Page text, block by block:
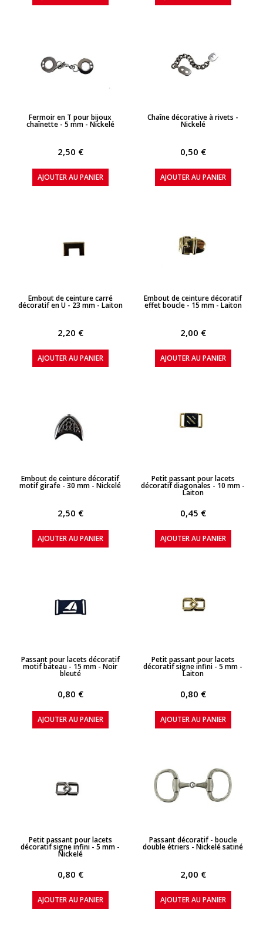
APERÇU RAPIDE
Fermoir en T pour bijoux
chaînette - 5 mm - Nickelé
2,50 €
AJOUTER AU PANIER
APERÇU RAPIDE
Chaîne décorative à rivets -
Nickelé
0,50 €
AJOUTER AU PANIER
APERÇU RAPIDE
Embout de ceinture carré
décoratif en U - 23 mm - Laiton
2,20 €
AJOUTER AU PANIER
APERÇU RAPIDE
Embout de ceinture décoratif
effet boucle - 15 mm - Laiton
2,00 €
AJOUTER AU PANIER
APERÇU RAPIDE
Embout de ceinture décoratif
motif girafe - 30 mm - Nickelé
2,50 €
AJOUTER AU PANIER
APERÇU RAPIDE
Petit passant pour lacets
décoratif diagonales - 10 mm -
Laiton
0,45 €
AJOUTER AU PANIER
APERÇU RAPIDE
Passant pour lacets décoratif
motif bateau - 15 mm - Noir
bleuté
0,80 €
AJOUTER AU PANIER
APERÇU RAPIDE
Petit passant pour lacets
décoratif signe infini - 5 mm -
Laiton
0,80 €
AJOUTER AU PANIER
APERÇU RAPIDE
Petit passant pour lacets
décoratif signe infini - 5 mm -
Nickelé
0,80 €
AJOUTER AU PANIER
APERÇU RAPIDE
Passant décoratif - boucle
double étriers - Nickelé satiné
2,00 €
AJOUTER AU PANIER